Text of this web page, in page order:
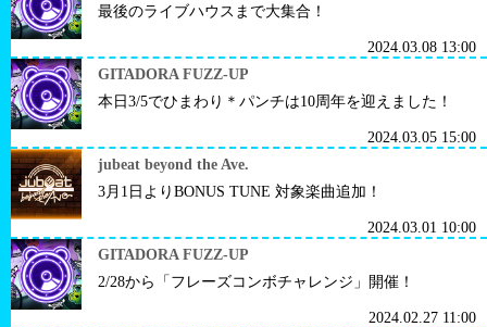
最後のライブハウスまで大集合！
2024.03.08 13:00
GITADORA FUZZ-UP
本日3/5でひまわり＊パンチは10周年を迎えました！
2024.03.05 15:00
jubeat beyond the Ave.
3月1日よりBONUS TUNE 対象楽曲追加！
2024.03.01 10:00
GITADORA FUZZ-UP
2/28から「フレーズコンボチャレンジ」開催！
2024.02.27 11:00